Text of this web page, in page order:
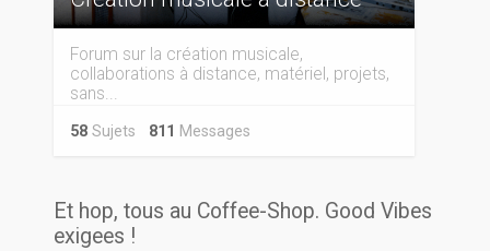
Forum sur la création musicale,
collaborations à distance, matériel, projets,
sans...
58Sujets 811 Messages
Et hop, tous au Coffee-Shop. Good Vibes
exigees !